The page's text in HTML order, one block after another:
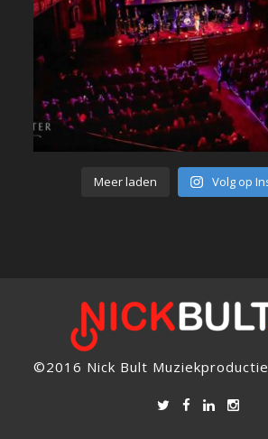
Meer laden Volg op
©2016 Nick Bult